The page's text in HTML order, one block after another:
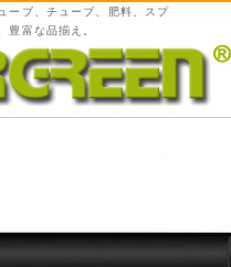
ーブ、チューブ、肥料、スプ
豊富な品揃え。